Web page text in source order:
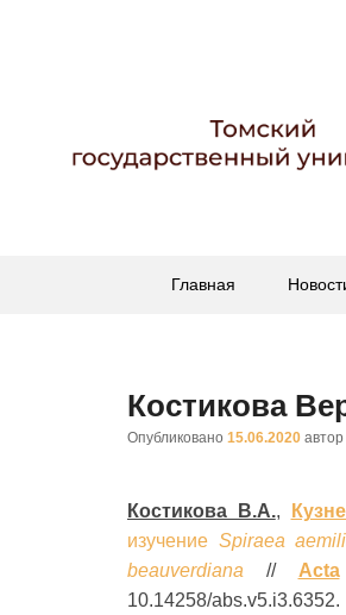
Главная
Костикова
Опубликовано 15.06.2020 автор
Костикова В.А.,
изучение Spiraea
beauverdiana // Acta
10.14258/abs.v5.i3.6352.